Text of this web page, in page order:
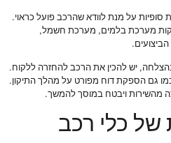
סופיות על מנת לוודא שהרכב פועל כראוי.
מערכת בלמים, מערכת חשמל,
יש להכין את הרכב להחזרה ללקוח.
כמו גם הספקת דוח מפורט על מהלך התיקון.
מהשירות ויבטח במוסך להמשך.
כלי רכב